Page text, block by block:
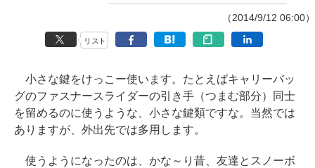
（2014/9/12 06:00）
リスト
小さな鍵をけっこー使います。たとえばキャリーバッ
グのファスナースライダーの引き手（つまむ部分）同士
を留めるのに使うような、小さな鍵類ですな。当然では
ありますが、外出先では多用します。
使うようになったのは、かな～り昔、友達とスノーボ